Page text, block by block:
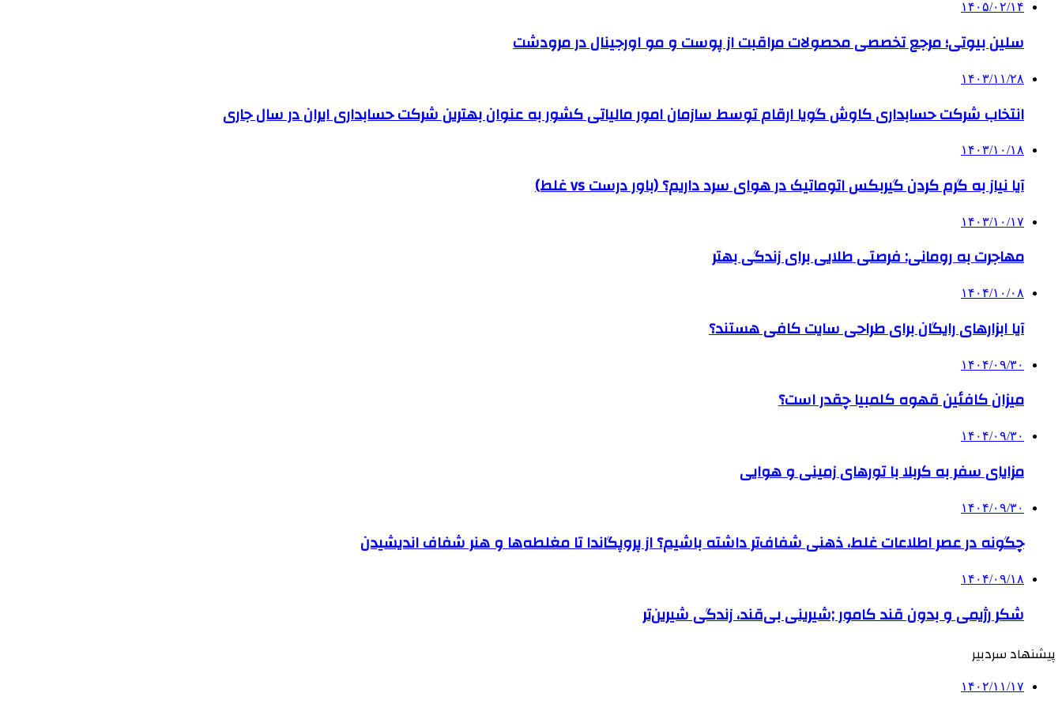
۱۴۰۵/۰۲/۱۴
سلین بیوتی؛ مرجع تخصصی محصولات مراقبت از پوست و مو اورجینال در مرودشت
۱۴۰۳/۱۱/۲۸
انتخاب شرکت حسابداری کاوش گویا ارقام توسط سازمان امور مالیاتی کشور به عنوان بهترین شرکت حسابداری ایران در سال جاری
۱۴۰۳/۱۰/۱۸
آیا نیاز به گرم کردن گیربکس اتوماتیک در هوای سرد داریم؟ (باور درست vs غلط)
۱۴۰۳/۱۰/۱۷
مهاجرت به رومانی: فرصتی طلایی برای زندگی بهتر
۱۴۰۴/۱۰/۰۸
آیا ابزارهای رایگان برای طراحی سایت کافی هستند؟
۱۴۰۴/۰۹/۳۰
میزان کافئین قهوه کلمبیا چقدر است؟
۱۴۰۴/۰۹/۳۰
مزایای سفر به کربلا با تورهای زمینی و هوایی
۱۴۰۴/۰۹/۳۰
چگونه در عصر اطلاعات غلط، ذهنی شفاف‌تر داشته باشیم؟ از پروپگاندا تا مغلطه‌ها و هنر شفاف اندیشیدن
۱۴۰۴/۰۹/۱۸
شکر رژیمی و بدون قند کامور ;شیرینی بی‌قند، زندگی شیرین‌تر
پیشنهاد سردبیر
۱۴۰۲/۱۱/۱۷